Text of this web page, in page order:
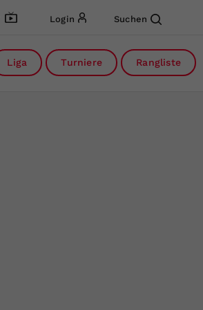
Login Suchen
Liga Turniere Rangliste